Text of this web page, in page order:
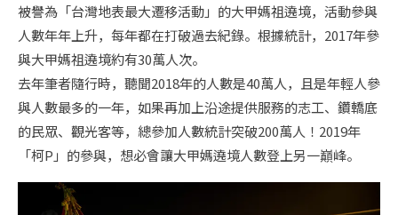
被譽為「台灣地表最大遷移活動」的大甲媽祖遶境，活動參與
人數年年上升，每年都在打破過去紀錄。根據統計，2017年參
與大甲媽祖遶境約有30萬人次。
去年筆者隨行時，聽聞2018年的人數是40萬人，且是年輕人參
與人數最多的一年，如果再加上沿途提供服務的志工、鑽轎底
的民眾、觀光客等，總參加人數統計突破200萬人！2019年
「柯P」的參與，想必會讓大甲媽遶境人數登上另一巔峰。